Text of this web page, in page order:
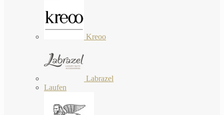
Kreoo
Labrazel
Laufen